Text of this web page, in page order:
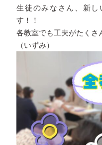
生徒のみなさん、新し
す！！
各教室でも工夫がたくさ
（いずみ）